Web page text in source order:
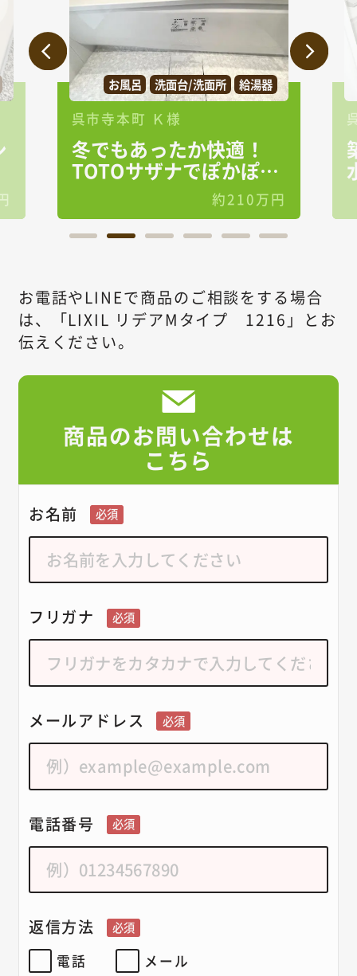
/洗面所 給湯器
快適！
ぽかぽか
お風呂 トイレ 洗面台/洗
呉市吉浦 Ｏ様
築24年のおうちが快
水まわり空間に
お電話やLINEで商品のご相談をする場合
は、
「LIXIL リデアMタイプ 1216」とお
伝えください。
商品のお問い合わせは
こちら
お名前 必須
フリガナ 必須
メールアドレス 必須
電話番号 必須
返信方法 必須
電話 メール